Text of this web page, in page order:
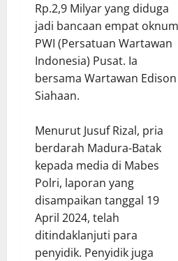
Rp.2,9 Milyar yang diduga
jadi bancaan empat oknum
PWI (Persatuan Wartawan
Indonesia) Pusat. Ia
bersama Wartawan Edison
Siahaan.
Menurut Jusuf Rizal, pria
berdarah Madura-Batak
kepada media di Mabes
Polri, laporan yang
disampaikan tanggal 19
April 2024, telah
ditindaklanjuti para
penyidik. Penyidik juga